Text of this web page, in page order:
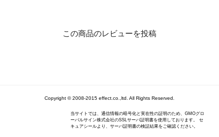
この商品のレビューを投稿
Copyright © 2008-2015 effect.co.,ltd. All Rights Reserved.
当サイトでは、通信情報の暗号化と実在性の証明のため、GMOグロ
ーバルサイン株式会社のSSLサーバ証明書を使用しております。 セ
キュアシールより、サーバ証明書の検証結果をご確認ください。